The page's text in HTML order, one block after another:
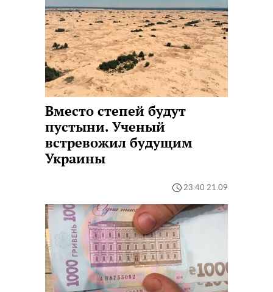
Вместо степей будут
пустыни. Ученый
встревожил будущим
Украины
23:40 21.09